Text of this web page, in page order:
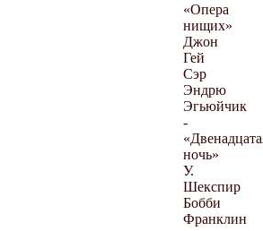
«Опера
нищих»
Джон
Гей
Сэр
Эндрю
Эгьюйчик
-
ночь»
У.
Шекспир
Бобби
Франклин